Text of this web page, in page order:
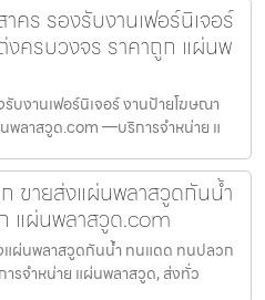
คร รองรับงานเฟอร์นิเจอร์
ครบวงจร ราคาถูก แผ่นพ
บงานเฟอร์นิเจอร์ งานป้ายโฆษณา
พลาสวูด.com —บริการจำหน่าย แ
ขายส่งแผ่นพลาสวูดกันน้ำ
แผ่นพลาสวูด.com
แผ่นพลาสวูดกันน้ำ ทนแดด ทนปลวก
รจำหน่าย แผ่นพลาสวูด, ส่งทั่ว